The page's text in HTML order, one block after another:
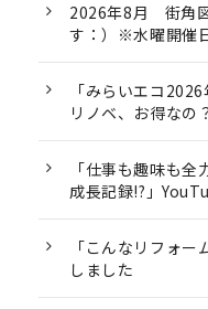
2026年8月 街角
す：）※水曜開催
「みらいエコ
リノベ、お得なの
「仕事も趣味も
成長記録!?」
「こんなリフォ
しました